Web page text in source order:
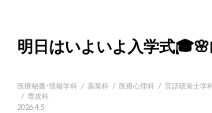
明日はいよいよ入学式
医療秘書・情報学科 / 薬業科 / 医療心理科 / 言語聴覚士学
/ 専攻科
2026.4.5